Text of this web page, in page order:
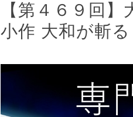
【第４６９回
小作 大和が斬